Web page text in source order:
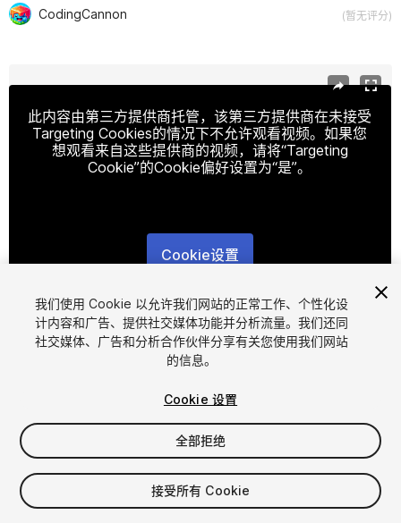
CodingCannon (暂无评分)
此内容由第三方提供商托管，该第三方提供商在未接受
Targeting Cookies的情况下不允许观看视频。如果您
想观看来自这些提供商的视频，请将“Targeting
Cookie”的Cookie偏好设置为“是”。
Cookie设置
1/6
$9.99
席位
我们使用 Cookie 以允许我们网站的正常工作、个性化设
计内容和广告、提供社交媒体功能并分析流量。我们还同
社交媒体、广告和分析合作伙伴分享有关您使用我们网站
的信息。
Cookie 设置
全部拒绝
接受所有 Cookie